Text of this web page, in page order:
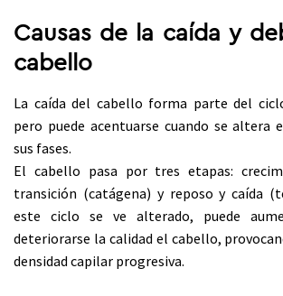
Causas de la caída y
cabello
La caída del cabello forma parte del
pero puede acentuarse cuando se altera
sus fases.
El cabello pasa por tres etapas:
transición (catágena) y reposo y caída
este ciclo se ve alterado, puede
deteriorarse la calidad el cabello,
densidad capilar progresiva.